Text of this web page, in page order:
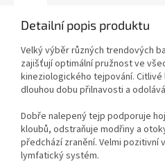
Detailní popis produktu
Velký výběr různých trendových
zajišťují optimální pružnost ve
kineziologického tejpování.
dlouhou dobu přilnavosti a
Dobře nalepený tejp podporuje
kloubů, odstraňuje modřiny a
předchází zranění. Velmi pozitivní
lymfatický systém.